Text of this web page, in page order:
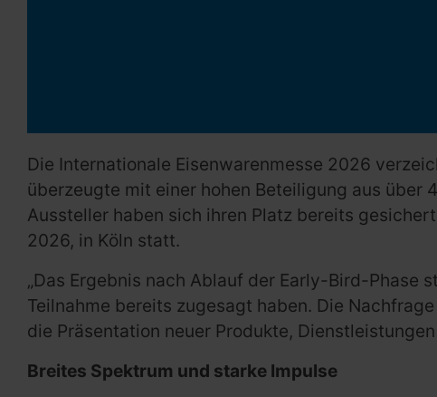
Die Internationale Eisenwarenmesse 2026
überzeugte mit einer hohen Beteiligung aus über
Aussteller haben sich ihren Platz bereits
2026, in Köln statt.
„Das Ergebnis nach Ablauf der Early-Bird-Phase
Teilnahme bereits zugesagt haben. Die
die Präsentation neuer Produkte,
Breites Spektrum und starke Impulse